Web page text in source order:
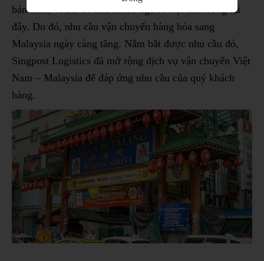
bản thân, vì thế có khá nhiều người việt sinh sống tại
đây. Do đó, nhu cầu vận chuyển hàng hóa sang
Malaysia ngày càng tăng. Nắm bắt được nhu cầu đó,
Singpost Logistics đã mở rộng dịch vụ vận chuyển Việt
Nam – Malaysia để đáp ứng nhu cầu của quý khách
hàng.